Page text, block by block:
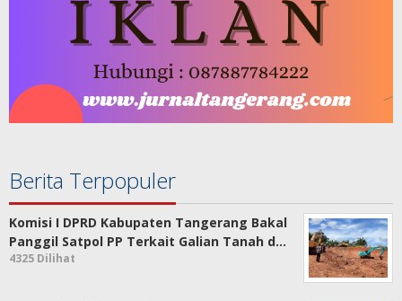
Berita Terpopuler
Komisi I DPRD Kabupaten Tangerang Bakal
Panggil Satpol PP Terkait Galian Tanah d…
4325 Dilihat